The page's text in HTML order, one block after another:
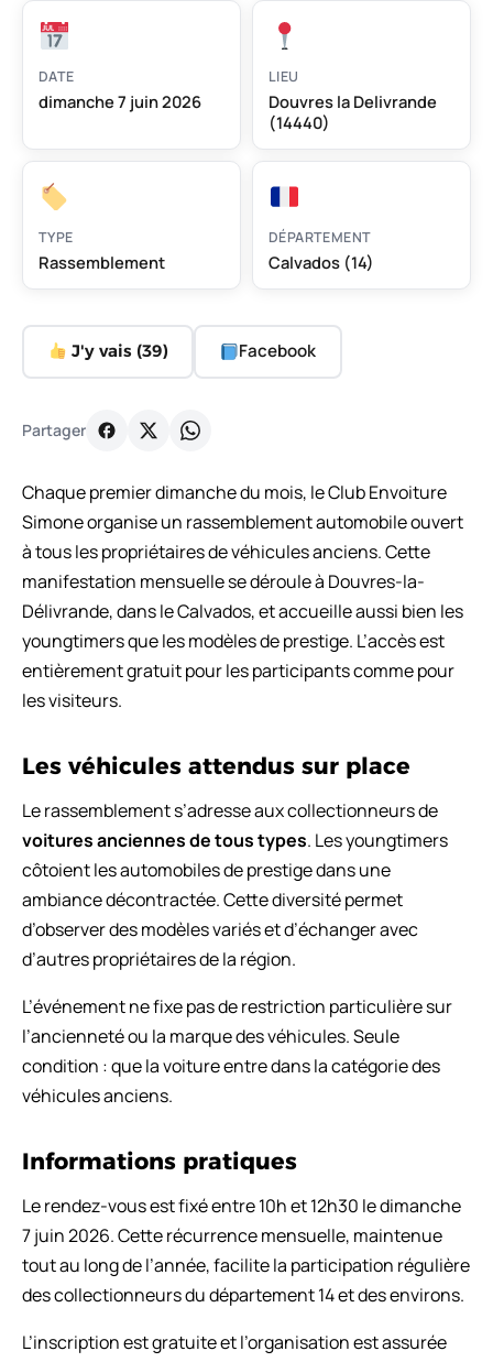
DATE
dimanche 7 juin 2026
LIEU
Douvres la Delivrande
(14440)
TYPE
Rassemblement
DÉPARTEMENT
Calvados (14)
J'y vais (39) Facebook
Partager
Chaque premier dimanche du mois, le Club Envoiture
Simone organise un rassemblement automobile ouvert
à tous les propriétaires de véhicules anciens. Cette
manifestation mensuelle se déroule à Douvres-la-
Délivrande, dans le Calvados, et accueille aussi bien les
youngtimers que les modèles de prestige. L’accès est
entièrement gratuit pour les participants comme pour
les visiteurs.
Les véhicules attendus sur place
Le rassemblement s’adresse aux collectionneurs de
voitures anciennes de tous types. Les youngtimers
côtoient les automobiles de prestige dans une
ambiance décontractée. Cette diversité permet
d’observer des modèles variés et d’échanger avec
d’autres propriétaires de la région.
L’événement ne fixe pas de restriction particulière sur
l’ancienneté ou la marque des véhicules. Seule
condition : que la voiture entre dans la catégorie des
véhicules anciens.
Informations pratiques
Le rendez-vous est fixé entre 10h et 12h30 le dimanche
7 juin 2026. Cette récurrence mensuelle, maintenue
tout au long de l’année, facilite la participation régulière
des collectionneurs du département 14 et des environs.
L’inscription est gratuite et l’organisation est assurée